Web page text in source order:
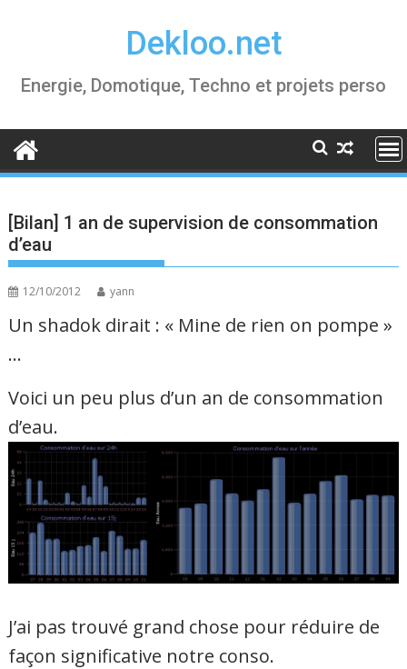
Dekloo.net
Energie, Domotique, Techno et projets perso
[Bilan] 1 an de supervision de consommation
d’eau
12/10/2012 yann
Un shadok dirait : « Mine de rien on pompe »
…
Voici un peu plus d’un an de consommation
d’eau.
J’ai pas trouvé grand chose pour réduire de
façon significative notre conso.